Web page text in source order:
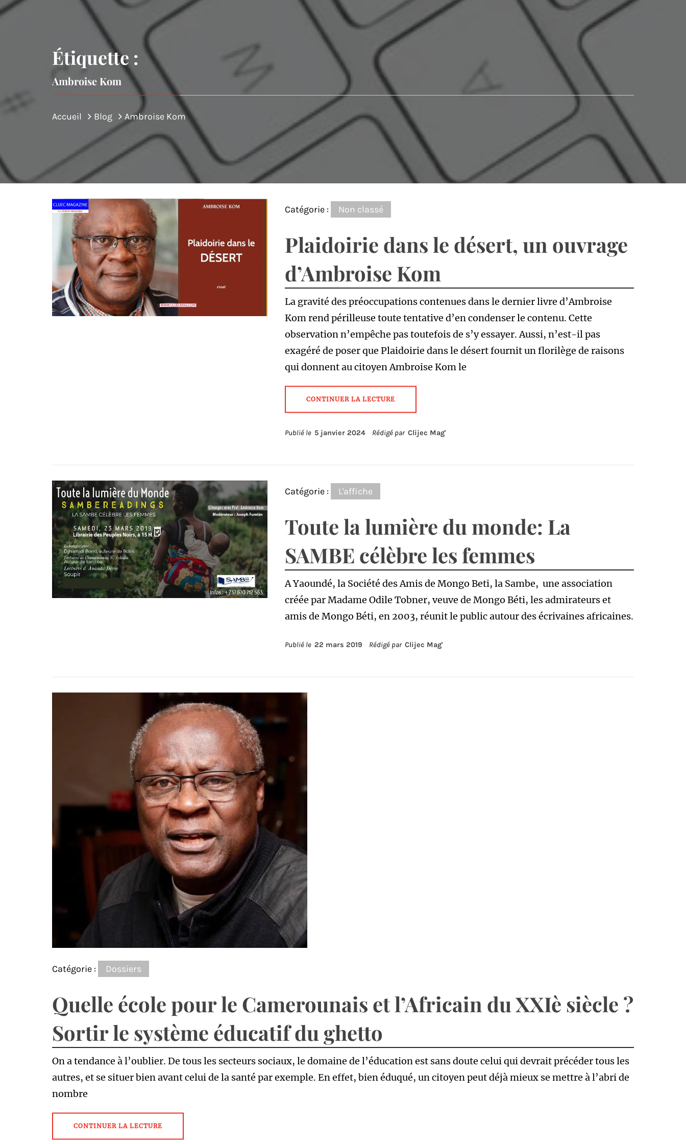
Étiquette :
Ambroise Kom
Accueil Blog Ambroise Kom
Catégorie : Non classé
Plaidoirie dans le désert, un ouvrage
d’Ambroise Kom
La gravité des préoccupations contenues dans le dernier livre d’Ambroise
Kom rend périlleuse toute tentative d’en condenser le contenu. Cette
observation n’empêche pas toutefois de s’y essayer. Aussi, n’est-il pas
exagéré de poser que Plaidoirie dans le désert fournit un florilège de raisons
qui donnent au citoyen Ambroise Kom le
CONTINUER LA LECTURE
Publié le 5 janvier 2024 Rédigé par Clijec Mag'
Catégorie : L'affiche
Toute la lumière du monde: La
SAMBE célèbre les femmes
A Yaoundé, la Société des Amis de Mongo Beti, la Sambe, une association
créée par Madame Odile Tobner, veuve de Mongo Béti, les admirateurs et
amis de Mongo Béti, en 2003, réunit le public autour des écrivaines africaines.
Publié le 22 mars 2019 Rédigé par Clijec Mag'
Catégorie : Dossiers
Quelle école pour le Camerounais et l’Africain du XXIè siècle ?
Sortir le système éducatif du ghetto
On a tendance à l’oublier. De tous les secteurs sociaux, le domaine de l’éducation est sans doute celui qui devrait précéder tous les
autres, et se situer bien avant celui de la santé par exemple. En effet, bien éduqué, un citoyen peut déjà mieux se mettre à l’abri de
nombre
CONTINUER LA LECTURE